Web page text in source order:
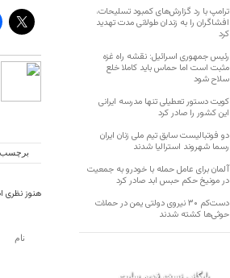
هنوز نظری
ترامپ با رد گزارش‌های کمبود تسلیحات،
افشاگران را به زندان طولانی مدت تهدید
کرد
رئیس‌ جمهوری اسرائیل: نقشه راه غزه
مثبت است اما حماس باید کاملا خلع
سلاح شود
کویت دستور تعطیلی تنها مدرسه ایرانی
این کشور را صادر کرد
دو فوتبالیست سابق تیم ملی زنان ایران
رسما شهروند استرالیا شدند
آلمان برای عامل حمله با خودرو به جمعیت
در مونیخ حکم حبس ابد صادر کرد
دست‌کم ۳۰ نیروی دولتی یمن در حملات
حوثی‌ها کشته شدند
بایگانی نسخه قدیم سایت